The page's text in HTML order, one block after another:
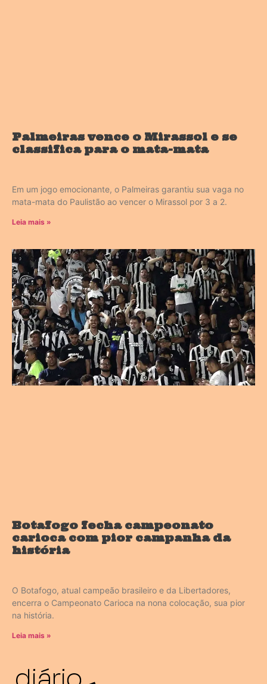
Palmeiras vence o Mirassol e se
classifica para o mata-mata
Em um jogo emocionante, o Palmeiras garantiu sua vaga no
mata-mata do Paulistão ao vencer o Mirassol por 3 a 2.
Leia mais »
Botafogo fecha campeonato
carioca com pior campanha da
história
O Botafogo, atual campeão brasileiro e da Libertadores,
encerra o Campeonato Carioca na nona colocação, sua pior
na história.
Leia mais »